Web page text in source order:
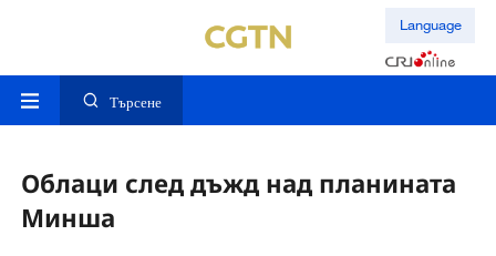
Language
Търсене
Облаци след дъжд над планината
Минша